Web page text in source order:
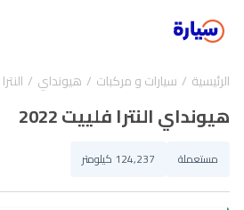
الرئيسية سيارات و مركبات هيونداي النترا
هيونداي النترا فلييت 2022
مستعملة 124,237 كيلومتر